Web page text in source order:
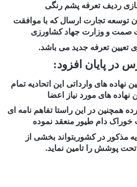
ردیف تعرفه پشم رنگی
توسعه تجارت ارسال که با موافقت
صمت و وزارت جهاد کشاورزی
تعیین تعرفه جدید می باشد.
در پایان افزود:
نهاده های وارداتی این اتحادیه تمام
نهاده های مورد نیاز اعضا
همچنین در این راستا تفاهم نامه ای
خوراک دام طیور منعقد نموده
مذکور در کشوربتواند بخشی از
تحت پوشش را تامین نماید.